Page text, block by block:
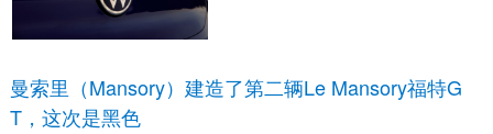
曼索里（Mansory）建造了第二辆Le Mansory福特G
T，这次是黑色